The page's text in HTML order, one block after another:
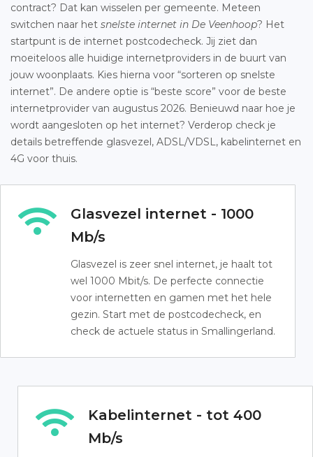
contract? Dat kan wisselen per gemeente. Meteen
switchen naar het snelste internet in De Veenhoop? Het
startpunt is de internet postcodecheck. Jij ziet dan
moeiteloos alle huidige internetproviders in de buurt van
jouw woonplaats. Kies hierna voor “sorteren op snelste
internet”. De andere optie is “beste score” voor de beste
internetprovider van augustus 2026. Benieuwd naar hoe je
wordt aangesloten op het internet? Verderop check je
details betreffende glasvezel, ADSL/VDSL, kabelinternet en
4G voor thuis.
Glasvezel internet - 1000
Mb/s
Glasvezel is zeer snel internet, je haalt tot
wel 1000 Mbit/s. De perfecte connectie
voor internetten en gamen met het hele
gezin. Start met de postcodecheck, en
check de actuele status in Smallingerland.
Kabelinternet - tot 400
Mb/s